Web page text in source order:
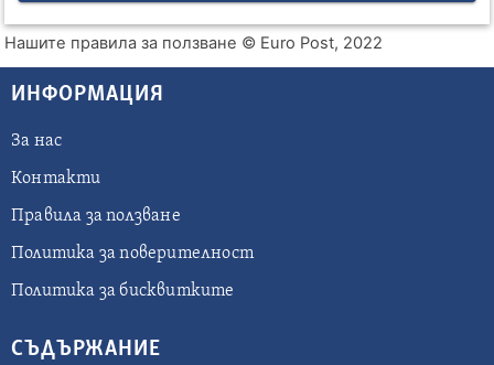
Нашите правила за ползване © Euro Post, 2022
ИНФОРМАЦИЯ
За нас
Контакти
Правила за ползване
Политика за поверителност
Политика за бисквитките
СЪДЪРЖАНИЕ